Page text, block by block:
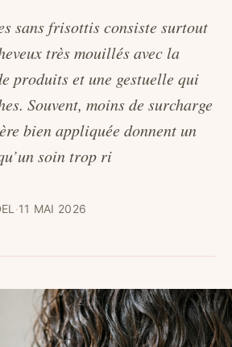
sans frisottis consiste surtout
très mouillés avec la
produits et une gestuelle qui
Souvent, moins de surcharge
bien appliquée donnent un
soin trop ri
·11 MAI 2026